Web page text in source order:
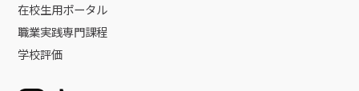
在校生用ポータル
職業実践専門課程
学校評価